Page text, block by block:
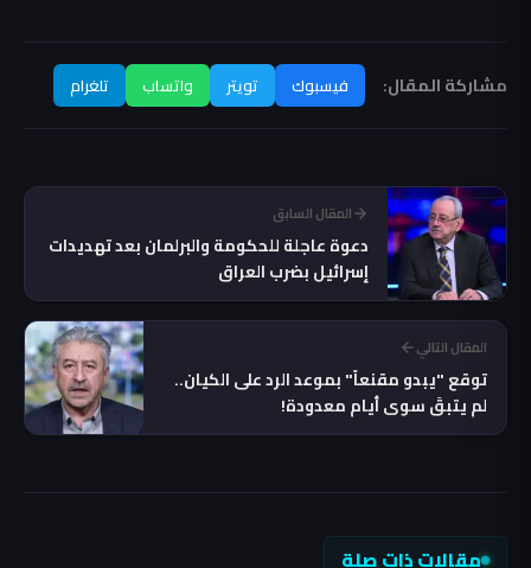
مشاركة المقال: فيسبوك تويتر واتساب تلغرام
المقال السابق
دعوة عاجلة للحكومة والبرلمان بعد تهديدات
إسرائيل بضرب العراق
المقال التالي
توقع "يبدو مقنعاً" بموعد الرد على الكيان..
لم يتبقَ سوى أيام معدودة!
مقالات ذات صلة